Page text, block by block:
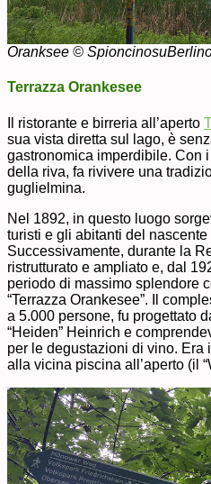
Oranksee ©
Terrazza Orankesee
Il ristorante e birreria all’aperto
sua vista diretta sul lago, è
gastronomica imperdibile. Con
della riva, fa rivivere una
guglielmina.
Nel 1892, in questo luogo
turisti e gli abitanti del
Successivamente, durante la
ristrutturato e ampliato e, dal
periodo di massimo splendore
“Terrazza Orankesee”. Il
a 5.000 persone, fu progettato
“Heiden” Heinrich e
per le degustazioni di vino. Era
alla vicina piscina all’aperto (il